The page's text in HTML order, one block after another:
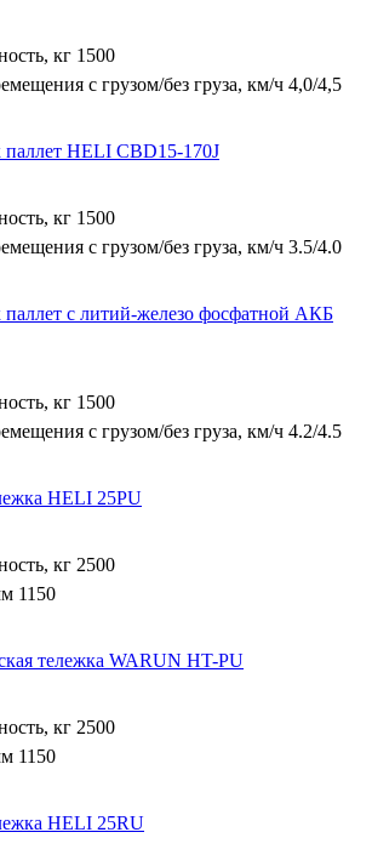
кг 1500
с грузом/без груза, км/ч 4,0/4,5
HELI CBD15-170J
кг 1500
с грузом/без груза, км/ч 3.5/4.0
с литий-железо фосфатной АКБ
кг 1500
с грузом/без груза, км/ч 4.2/4.5
HELI 25PU
кг 2500
1150
тележка WARUN HT-PU
кг 2500
1150
HELI 25RU